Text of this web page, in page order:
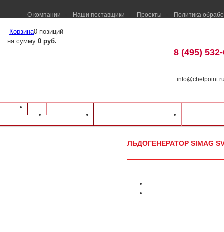
О компании Наши поставщики Проекты Политика
Корзина0 позиций
на сумму 0 руб.
8 (495)
Оборудование для ресторанов и кафе
ЛЬДОГЕНЕРАТОР SIMAG